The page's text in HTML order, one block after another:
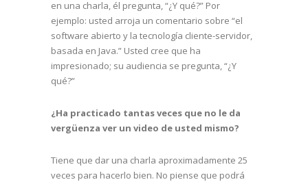
en una charla, él pregunta, “¿Y qué?” Por
ejemplo: usted arroja un comentario sobre “el
software abierto y la tecnología cliente-servidor,
basada en Java.” Usted cree que ha
impresionado; su audiencia se pregunta, “¿Y
qué?”
¿Ha practicado tantas veces que no le da
vergüenza ver un video de usted mismo?
Tiene que dar una charla aproximadamente 25
veces para hacerlo bien. No piense que podrá